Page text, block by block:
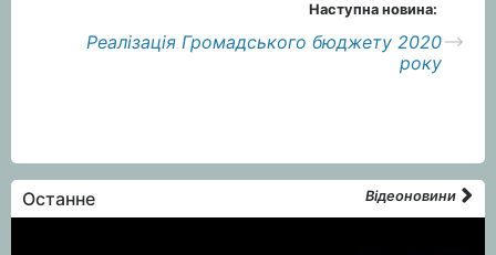
Наступна новина:
Реалізація Громадського бюджету 2020
року
Останне Відеоновини